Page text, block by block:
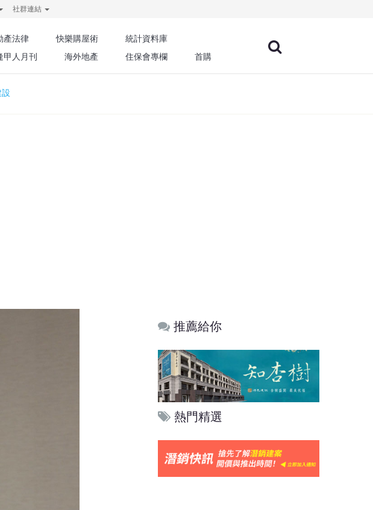
社群連結
產法律 快樂購屋術
統計資料庫
甲人月刊 海外地產 住保會專欄 首購
推薦給你
熱門精選